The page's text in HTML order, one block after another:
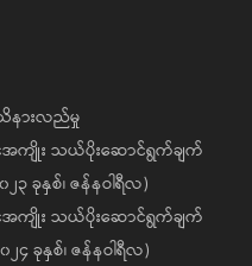
နားလည်မှု
အကျိုး သယ်ပိုးဆောင်ရွက်ချက်
၃ ခုနှစ်၊ ဇန်နဝါရီလ)
အကျိုး သယ်ပိုးဆောင်ရွက်ချက်
၄ ခုနှစ်၊ ဇန်နဝါရီလ)